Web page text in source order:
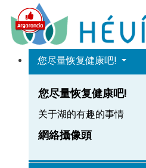
+36 83 540 131
您尽量恢复健康吧!
您尽量恢复健康吧!
关于湖的有趣的事情
網絡攝像頭